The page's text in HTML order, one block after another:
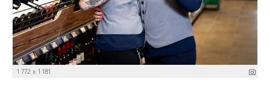
1 772 x 1 181